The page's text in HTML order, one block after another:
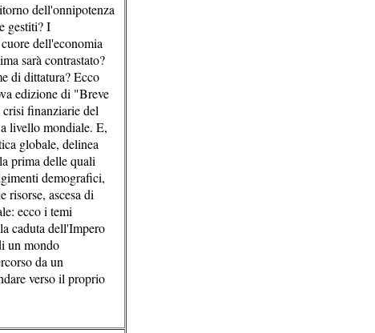
dell'onnipotenza
gestiti? I
dell'economia
sarà contrastato?
di dittatura? Ecco
edizione di "Breve
finanziarie del
livello mondiale. E,
globale, delinea
prima delle quali
demografici,
risorse, ascesa di
ecco i temi
caduta dell'Impero
un mondo
da un
verso il proprio